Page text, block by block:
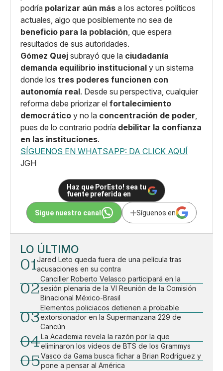
podría polarizar aún más a los actores políticos
actuales, algo que posiblemente no sea de
beneficio para la población, que espera
resultados de sus autoridades.
Gómez Quej subrayó que la ciudadanía
demanda equilibrio institucional y un sistema
donde los tres poderes funcionen con
autonomía real. Desde su perspectiva, cualquier
reforma debe priorizar el fortalecimiento
democrático y no la concentración de poder,
pues de lo contrario podría debilitar la confianza
en las instituciones.
SÍGUENOS EN WHATSAPP: DA CLICK AQUÍ
JGH
Haz que PorEsto! sea tu
fuente preferida en
Sigue nuestro canal Síguenos en
LO ÚLTIMO
01Jared Leto queda fuera de una película tras
acusaciones en su contra
02
Canciller Roberto Velasco participará en la
sesión plenaria de la VI Reunión de la Comisión
Binacional México-Brasil
03
Elementos policiacos detienen a probable
extorsionador en la Supermanzana 229 de
Cancún
04La Academia revela la razón por la que
eliminaron los videos de BTS de los Grammys
05Vasco da Gama busca fichar a Brian Rodríguez y
pone a pensar al América